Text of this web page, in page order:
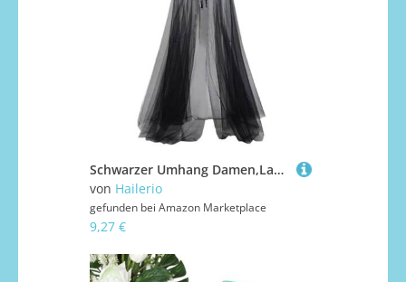
Schwarzer Umhang Damen,Langer Durchsichtiger Hexenumhang - Damen Kostümrobe Für Hochzeit Party Halloween Foto Vampir Bühne
von Hailerio
gefunden bei Amazon Marketplace
9,27 €